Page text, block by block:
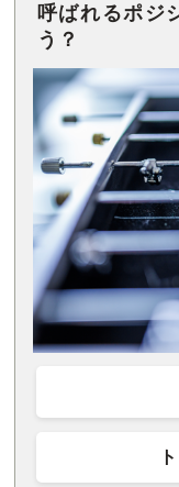
呼ばれるポジ
う？